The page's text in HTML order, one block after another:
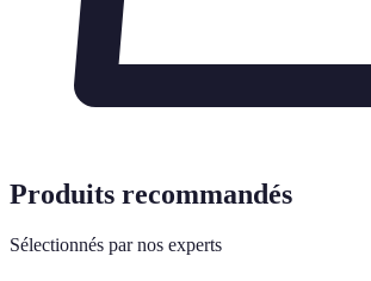
Produits recommandés
Sélectionnés par nos experts